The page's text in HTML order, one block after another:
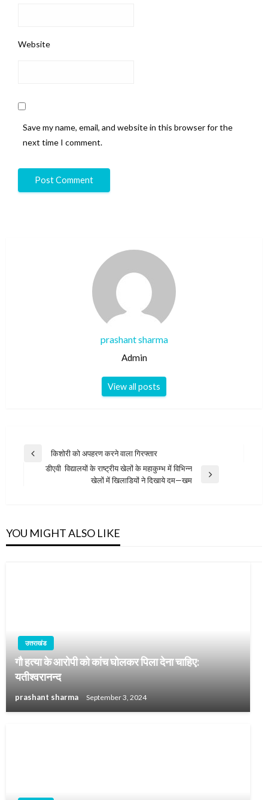
Website
Save my name, email, and website in this browser for the
next time I comment.
prashant sharma
Admin
View all posts
Post
navigation
Previous
किशोरी को अपहरण करने वाला गिरफ्तार
डीएवी विद्यालयों के राष्ट्रीय खेलों के महाकुम्भ में विभिन्न
खेलों में खिलाडियों ने दिखाये दम—खम
YOU MIGHT ALSO LIKE
उत्तराखंड
गौ हत्या के आरोपी को कांच घोलकर पिला देना चाहिए:
यतीश्वरानन्द
prashant sharma September 3, 2024